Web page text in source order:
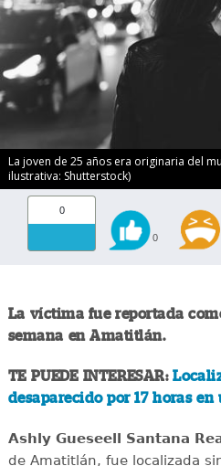
La joven de 25 años era originaria del
ilustrativa: Shutterstock)
0
0
La víctima fue reportada
semana en Amatitlán.
TE PUEDE INTERESAR:
desaparecido por 17 horas
Ashly Gueseell Santana
de Amatitlán, fue localizada